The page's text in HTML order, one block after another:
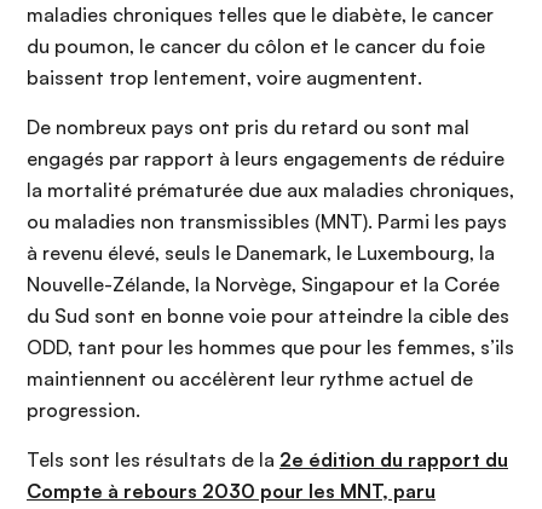
maladies chroniques telles que le diabète, le cancer
du poumon, le cancer du côlon et le cancer du foie
baissent trop lentement, voire augmentent.
De nombreux pays ont pris du retard ou sont mal
engagés par rapport à leurs engagements de réduire
la mortalité prématurée due aux maladies chroniques,
ou maladies non transmissibles (MNT). Parmi les pays
à revenu élevé, seuls le Danemark, le Luxembourg, la
Nouvelle-Zélande, la Norvège, Singapour et la Corée
du Sud sont en bonne voie pour atteindre la cible des
ODD, tant pour les hommes que pour les femmes, s’ils
maintiennent ou accélèrent leur rythme actuel de
progression.
Tels sont les résultats de la 2e édition du rapport du
Compte à rebours 2030 pour les MNT, paru